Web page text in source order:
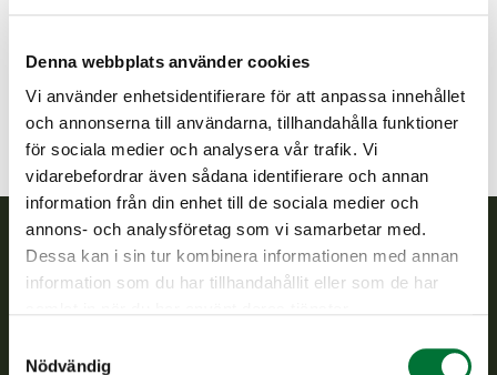
Denna webbplats använder cookies
Vi använder enhetsidentifierare för att anpassa innehållet
och annonserna till användarna, tillhandahålla funktioner
för sociala medier och analysera vår trafik. Vi
vidarebefordrar även sådana identifierare och annan
information från din enhet till de sociala medier och
annons- och analysföretag som vi samarbetar med.
Dessa kan i sin tur kombinera informationen med annan
information som du har tillhandahållit eller som de har
Nödvändig
kerimaki@rhy.riista.fi
Finlands viltcentral
jaktvårdsföreningarnas verksamhet, ser till att viltpolitiken